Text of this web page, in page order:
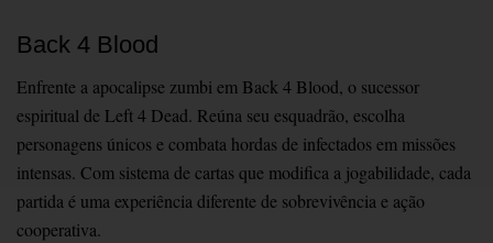
Back 4 Blood
Enfrente a apocalipse zumbi em Back 4 Blood, o sucessor
espiritual de Left 4 Dead. Reúna seu esquadrão, escolha
personagens únicos e combata hordas de infectados em missões
intensas. Com sistema de cartas que modifica a jogabilidade, cada
partida é uma experiência diferente de sobrevivência e ação
cooperativa.